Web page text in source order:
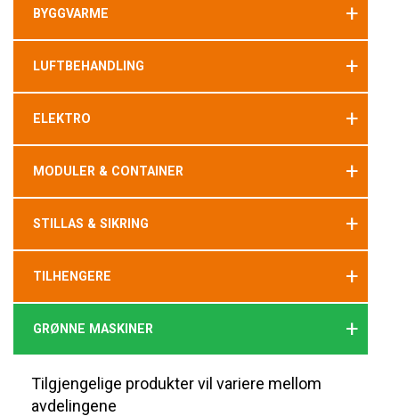
BYGGVARME +
LUFTBEHANDLING +
ELEKTRO +
MODULER & CONTAINER +
STILLAS & SIKRING +
TILHENGERE +
GRØNNE MASKINER +
Tilgjengelige produkter vil variere mellom
avdelingene